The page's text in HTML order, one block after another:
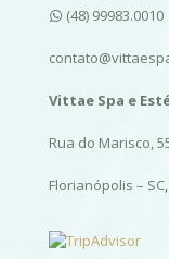
(48) 99983.0010
Vittae Spa e
Rua do Marisco,
Florianópolis –